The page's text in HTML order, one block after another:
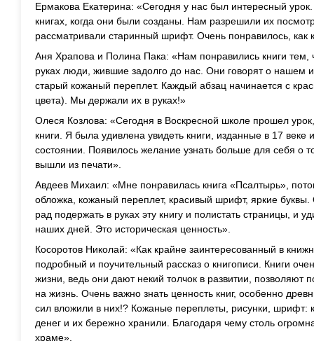
Ермакова Екатерина: «Сегодня у нас был интересный
книгах, когда они были созданы. Нам разрешили их
рассматривали старинный шрифт. Очень понравилось, как
Аня Храпова и Полина Пака: «Нам понравились книги тем,
руках люди, жившие задолго до нас. Они говорят о нашем
старый кожаный переплет. Каждый абзац начинается с
цвета). Мы держали их в руках!»
Олеся Козлова: «Сегодня в Воскресной школе прошел
книги. Я была удивлена увидеть книги, изданные в 17
состоянии. Появилось желание узнать больше для себя о
вышли из печати».
Авдеев Михаил: «Мне понравилась книга «Псалтырь»,
обложка, кожаный переплет, красивый шрифт, яркие
рад подержать в руках эту книгу и полистать страницы, и
наших дней. Это историческая ценность».
Косоротов Николай: «Как крайне заинтересованный в
подробный и поучительный рассказ о книгописи. Книги
жизни, ведь они дают некий толчок в развитии, позволяют
на жизнь. Очень важно знать ценность книг, особенно
сил вложили в них!? Кожаные переплеты, рисунки, шрифт:
денег и их бережно хранили. Благодаря чему столь
храме».